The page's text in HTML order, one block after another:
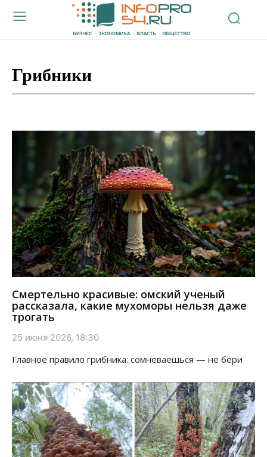
Грибники
Смертельно красивые: омский ученый
рассказала, какие мухоморы нельзя даже
трогать
25 июня 2026, 18:30
Главное правило грибника: сомневаешься — не бери